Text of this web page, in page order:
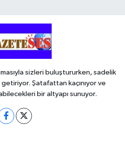
sizleri buluştururken, sadelik
Şatafattan kaçınıyor ve
bir altyapı sunuyor.